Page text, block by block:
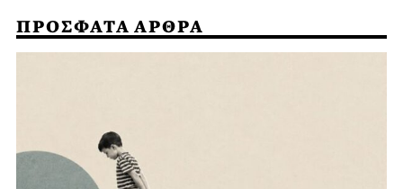
ΠΡΟΣΦΑΤΑ ΑΡΘΡΑ